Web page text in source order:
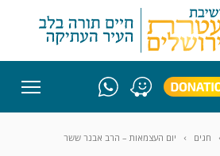
חגים יום העצמאות – הרב אבנר ששר